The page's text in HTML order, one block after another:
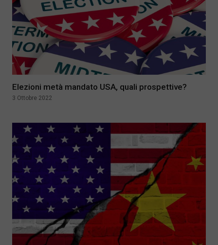
Elezioni metà mandato USA, quali prospettive?
3 Ottobre 2022